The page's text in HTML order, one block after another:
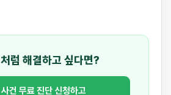
럼 해결하고 싶다면?
사건 무료 진단 신청하고